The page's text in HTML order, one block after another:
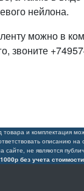
нейлона.
можно в
звоните
и комплектация
описанию
сайте, не являются
без учета